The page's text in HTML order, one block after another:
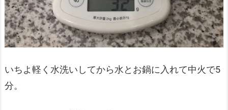
いちよ軽く水洗いしてから水とお鍋に入れて中火で5
分。